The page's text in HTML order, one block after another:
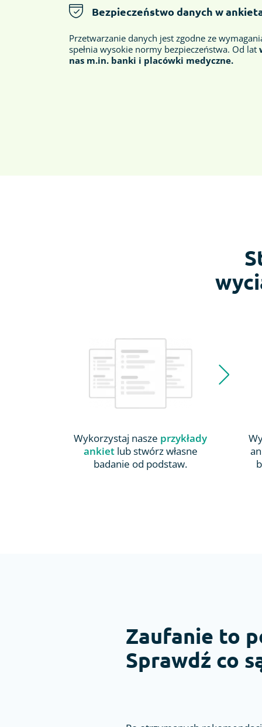
Bezpieczeństwo danych w
Przetwarzanie danych jest zgodne ze
spełnia wysokie normy bezpieczeństwa. Od lat
nas m.in. banki i placówki medyczne.
Wykorzystaj nasze przykłady
ankietlub stwórz własne
badanie od podstaw.
Zaufanie to
Sprawdź co